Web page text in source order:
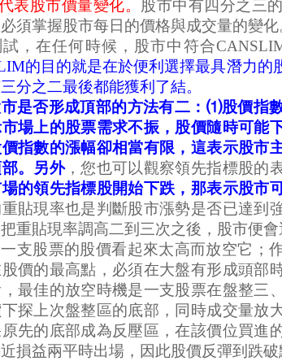
表股市價量變化。 股市中有四分之三
須掌握股市每日的價格與成交量的變化
，在任何時候，股市中符合
的目的就是在於便利選擇最具潛力的
分之二最後都能獲利了結。
是否形成頂部的方法有二：⑴股價指
場上的股票需求不振，股價隨時可能
指數的漲幅卻相當有限，這表示股市
。另外，您也可以觀察領先指標股的
的領先指標股開始下跌，那表示股市
貼現率也是判斷股市漲勢是否已達到
重貼現率調高二到三次之後，股市便會
支股票的股價看起來太高而放空它；
價的最高點，必須在大盤有形成頭部
最佳的放空時機是一支股票在盤整三
探上次盤整區的底部，同時成交量放
先的底部成為反壓區，在該價位買進
損益兩平時出場，因此股價反彈到跌破